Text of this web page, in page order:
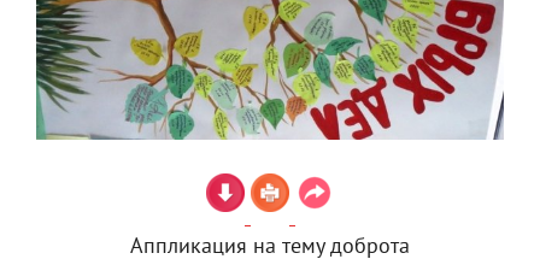
Аппликация на тему доброта